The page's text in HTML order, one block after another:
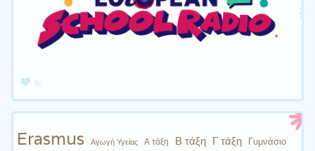
Erasmus Αγωγή Υγείας Α τάξη Β τάξη Γ τάξη Γυμνάσιο